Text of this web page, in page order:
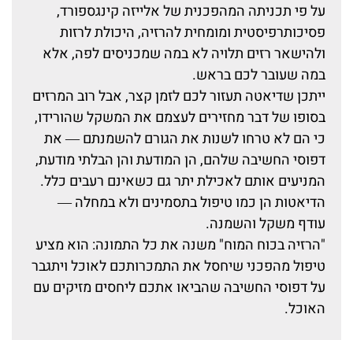
על פי תכניתה המהפכנית של אלייזה קינגספורד,
פסיכותרפיסטית ומומחית להרזיה, היכולת לרזות
ולהישאר רזים תלויה לא במה שמכניסים לפה, אלא
במה שעובר לכם בראש.
ייתכן שדיאטה תעזור לכם לזמן קצר, אבל רוב המרזים
בסופו של דבר מחזירים לעצמם את המשקל שהורידו,
כי הם לא טרחו לשנות את הגורם להשמנתם ― את
דפוסי החשיבה שלהם, הן המודעת והן הבלתי מודעת,
המניעים אותם לאכילת יתר גם כשאינם רעבים כלל.
הדיאטות הן כמו טיפול בתסמינים ולא במחלה ―
עודף משקל והשמנה.
"הרזיה בכוח המוח" משנה את כל התמונה: הוא מציע
טיפול מהפכני שיחסל את התמכרותכם לאוכל ויתגבר
על דפוסי החשיבה שהביאו אתכם ליחסים מזיקים עם
האוכל.